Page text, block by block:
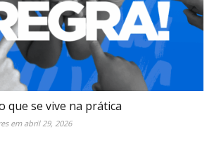
que se vive na prática
em abril 29, 2026